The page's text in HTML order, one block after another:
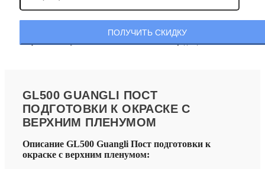
Отправляя заявку, Вы соглашаетесь сполитикой конфиденциальности.
GL500 GUANGLI ПОСТ
ПОДГОТОВКИ К ОКРАСКЕ С
ВЕРХНИМ ПЛЕНУМОМ
Описание GL500 Guangli Пост подготовки к
окраске с верхним пленумом: